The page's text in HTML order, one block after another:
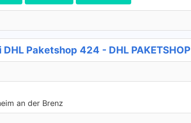
Paketshop 424 - DHL PAKETSHOP
an der Brenz